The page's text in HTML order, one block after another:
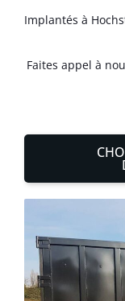
Implantés à
Faites appel à